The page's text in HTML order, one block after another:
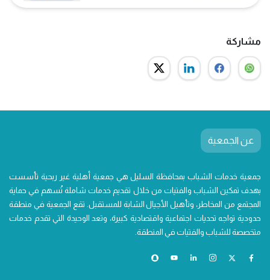
مشاركة
عن الجمعية
جمعية خدمات الشباب بمحافظة السليل هي جمعية أهلية غير ربحية تأسست
بهدف تمكين الشباب والفتيات من خلال تقديم خدمات شاملة تُسهم في حماية
المجتمع من المخاطر، وتأهيل الأجيال الشابة للمستقبل. تقع الجمعية في منطقة
حدودية تواجه تحديات اجتماعية واقتصادية كبيرة، وتعد الوحيدة التي تقدم خدمات
متخصصة للشباب والفتيات في المنطقة.